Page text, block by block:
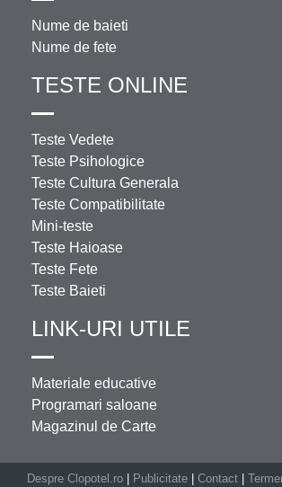
Nume de baieti
Nume de fete
TESTE ONLINE
Teste Vedete
Teste Psihologice
Teste Cultura Generala
Teste Compatibilitate
Mini-teste
Teste Haioase
Teste Fete
Teste Baieti
LINK-URI UTILE
Materiale educative
Programari saloane
Magazinul de Carte
Despre Clopotel.ro Publicitate Contact